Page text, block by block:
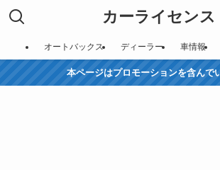
カーライセンス
オートバックス ディーラー 車情報
本ページはプロモーションを含んで